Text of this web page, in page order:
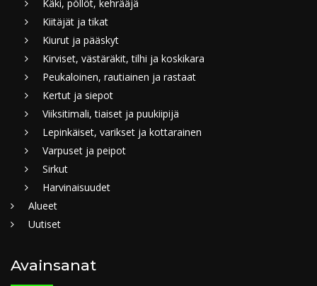
Käki, pöllöt, kehrääjä
Kiitäjät ja tikat
Kiurut ja pääskyt
Kirviset, västäräkit, tilhi ja koskikara
Peukaloinen, rautiainen ja rastaat
Kertut ja siepot
Viiksitimali, tiaiset ja puukiipijä
Lepinkäiset, varikset ja kottarainen
Varpuset ja peipot
Sirkut
Harvinaisuudet
Alueet
Uutiset
Avainsanat